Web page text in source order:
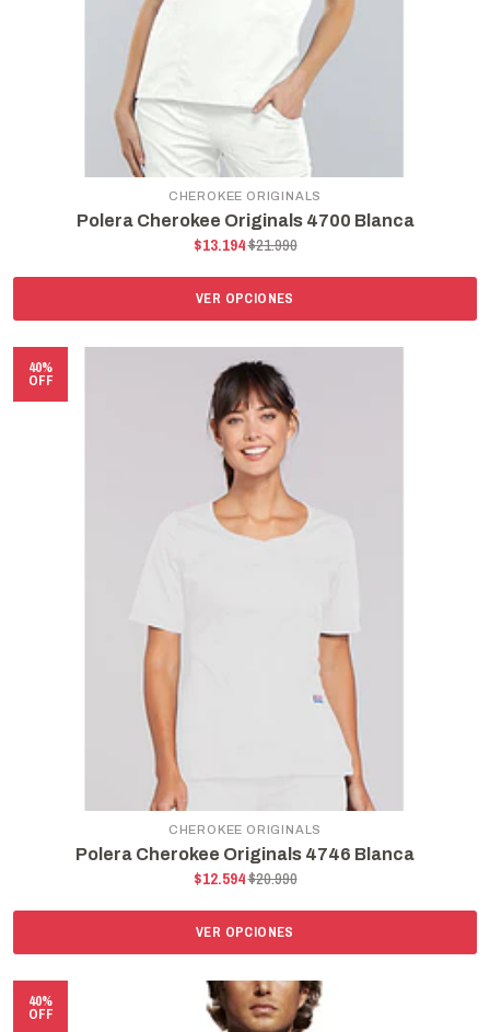
CHEROKEE ORIGINALS
Polera Cherokee Originals 4700 Blanca
$13.194$21.990
VER OPCIONES
40%
OFF
CHEROKEE ORIGINALS
Polera Cherokee Originals 4746 Blanca
$12.594$20.990
VER OPCIONES
40%
OFF